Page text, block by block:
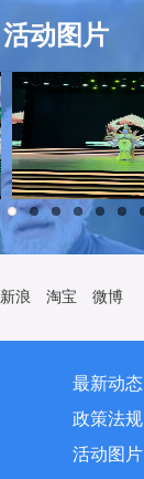
活动图片
新浪 淘宝 微博
最新动态
政策法规
活动图片